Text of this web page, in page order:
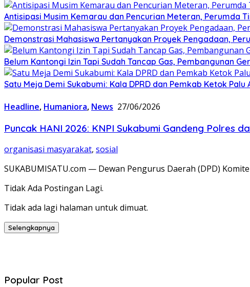
Antisipasi Musim Kemarau dan Pencurian Meteran, Perumda
Demonstrasi Mahasiswa Pertanyakan Proyek Pengadaan,
Belum Kantongi Izin Tapi Sudah Tancap Gas, Pembangunan
Satu Meja Demi Sukabumi: Kala DPRD dan Pemkab Ketok
Headline, Humaniora, News 27/06/2026
Puncak HANI 2026: KNPI Sukabumi Gandeng Polres
organisasi masyarakat, sosial
SUKABUMISATU.com — Dewan Pengurus Daerah (DPD)
Tidak Ada Postingan Lagi.
Tidak ada lagi halaman untuk dimuat.
Selengkapnya
Popular Post